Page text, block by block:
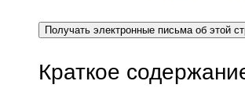
Получать электронные письма об этой
Краткое